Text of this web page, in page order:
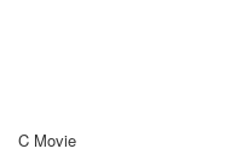
C Movie